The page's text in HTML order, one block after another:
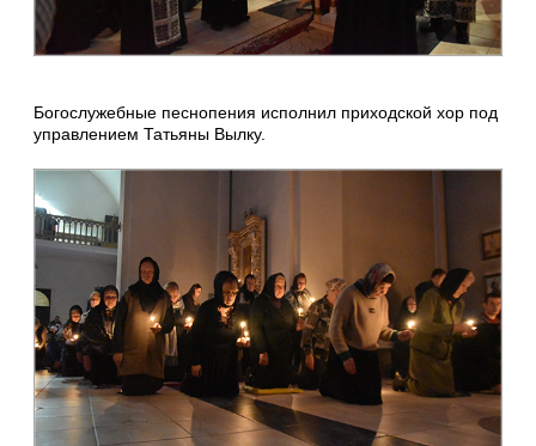
Богослужебные песнопения исполнил приходской хор под
управлением Татьяны Вылку.